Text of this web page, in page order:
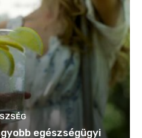
egészségügyi